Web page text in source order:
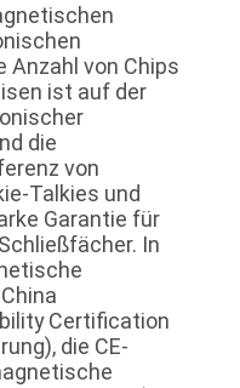
Anzahl von Chips
ist auf der
die
von
Talkies und
Garantie für
In
Certification
die CE-